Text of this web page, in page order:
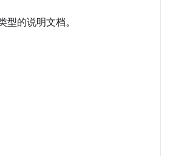
的说明文档。